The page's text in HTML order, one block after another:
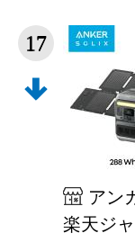
17
アン
楽天ジ